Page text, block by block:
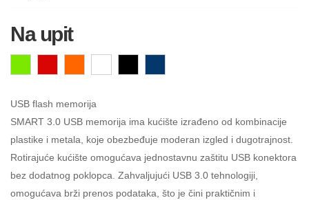
Na upit
USB flash memorija
SMART 3.0 USB memorija ima kućište izrađeno od kombinacije
plastike i metala, koje obezbeđuje moderan izgled i dugotrajnost.
Rotirajuće kućište omogućava jednostavnu zaštitu USB konektora
bez dodatnog poklopca. Zahvaljujući USB 3.0 tehnologiji,
omogućava brži prenos podataka, što je čini praktičnim i